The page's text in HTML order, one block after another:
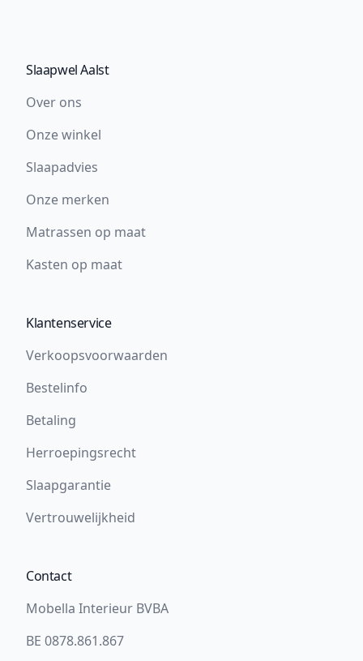
Slaapwel Aalst
Over ons
Onze winkel
Slaapadvies
Onze merken
Matrassen op maat
Kasten op maat
Klantenservice
Verkoopsvoorwaarden
Bestelinfo
Betaling
Herroepingsrecht
Slaapgarantie
Vertrouwelijkheid
Contact
Mobella Interieur BVBA
BE 0878.861.867